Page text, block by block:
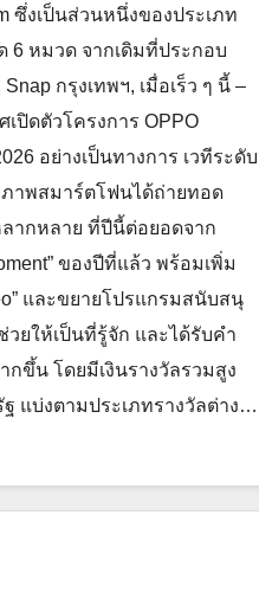
ซึ่งเป็นส่วนหนึ่งของประเภท
6 หมวด จากเดิมที่ประกอบ
กรุงเทพฯ, เมื่อเร็ว ๆ นี้ –
เปิดตัวโครงการ OPPO
อย่างเป็นทางการ เวทีระดับ
าพสมาร์ตโฟนได้ถ่ายทอด
ากหลาย ที่ปีนี้ต่อยอดจาก
ของปีที่แล้ว พร้อมเพิ่ม
และขยายโปรแกรมสนับสนุ
วยให้เป็นที่รู้จัก และได้รับคำ
ขึ้น โดยมีเงินรางวัลรวมสูง
แบ่งตามประเภทรางวัลต่าง…